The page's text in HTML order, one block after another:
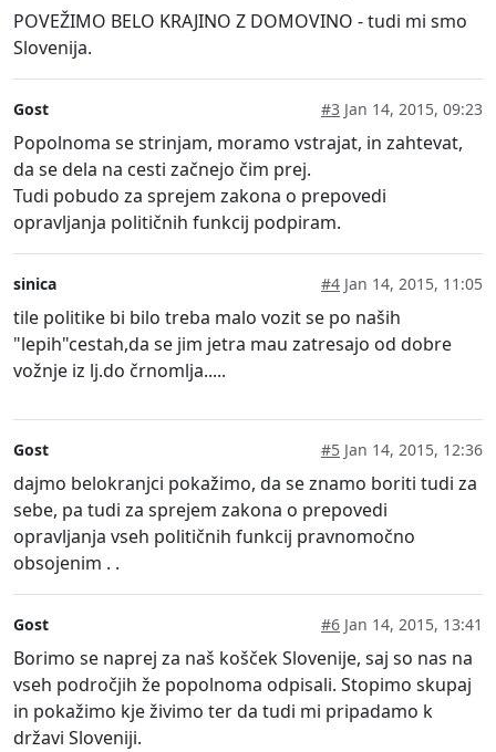
POVEŽIMO BELO KRAJINO Z DOMOVINO - tudi mi smo
Slovenija.
Gost #3 Jan 14, 2015, 09:23
Popolnoma se strinjam, moramo vstrajat, in zahtevat,
da se dela na cesti začnejo čim prej.
Tudi pobudo za sprejem zakona o prepovedi
opravljanja političnih funkcij podpiram.
sinica #4 Jan 14, 2015, 11:05
tile politike bi bilo treba malo vozit se po naših
"lepih"cestah,da se jim jetra mau zatresajo od dobre
vožnje iz lj.do črnomlja.....
Gost #5 Jan 14, 2015, 12:36
dajmo belokranjci pokažimo, da se znamo boriti tudi za
sebe, pa tudi za sprejem zakona o prepovedi
opravljanja vseh političnih funkcij pravnomočno
obsojenim . .
Gost #6 Jan 14, 2015, 13:41
Borimo se naprej za naš košček Slovenije, saj so nas na
vseh področjih že popolnoma odpisali. Stopimo skupaj
in pokažimo kje živimo ter da tudi mi pripadamo k
državi Sloveniji.